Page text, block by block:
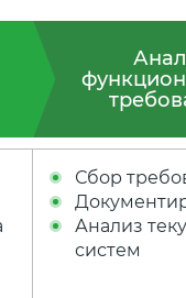
Сбор
Анализ
систем